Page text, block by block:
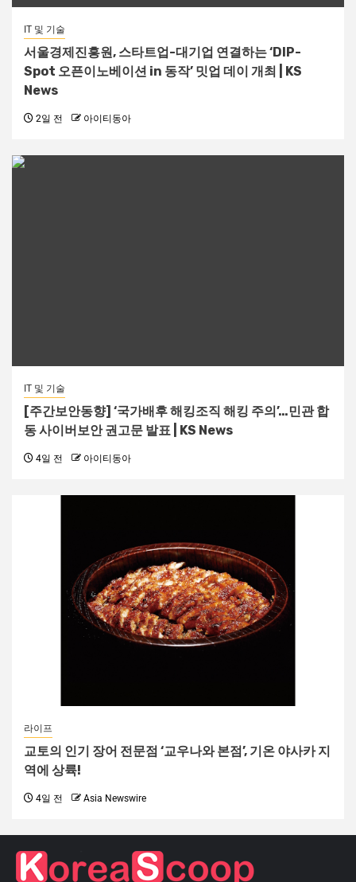
IT 및 기술
서울경제진흥원, 스타트업-대기업 연결하는 ‘DIP-
Spot 오픈이노베이션 in 동작’ 밋업 데이 개최 | KS
News
2일 전 아이티동아
IT 및 기술
[주간보안동향] ‘국가배후 해킹조직 해킹 주의’…민관 합
동 사이버보안 권고문 발표 | KS News
4일 전 아이티동아
라이프
교토의 인기 장어 전문점 ‘교우나와 본점’, 기온 야사카 지
역에 상륙!
4일 전 Asia Newswire